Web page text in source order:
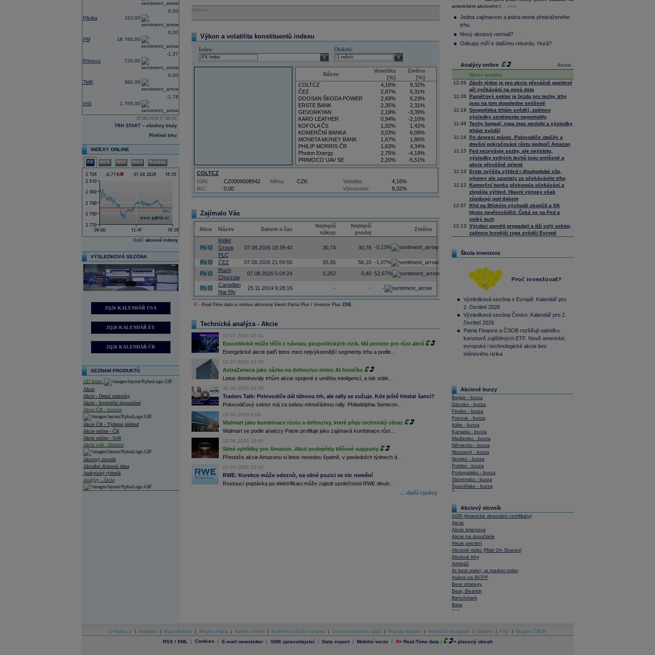
Pilulka 110,00
0,00
PM 18 760,00
0,00
Primoco 720,00
-1,37
TMR 360,00
0,00
VIG 1 765,00
-1,78
07.08.2026 17:00:02
TRH START – všechny tituly
Přehled trhu
INDEXY ONLINE
PX BUX WIG DAX Nasdaq
Další akciové indexy
VÝSLEDKOVÁ SEZÓNA
2Q26 KALENDÁŘ USA
2Q26 KALENDÁŘ EU
2Q26 KALENDÁŘ ČR
SEZNAM PRODUKTŮ
AD Index
Akcie
Akcie - Denní statistiky
Akcie - Investiční doporučení
Akcie ČR - historie
Akcie ČR - Týdenní přehled
Akcie online - ČR
Akcie online - Svět
Akcie svět - Historie
Akciový slovník
Aktuální diskusní téma
Analytický týdeník
Analýzy - Akcie
Archiv - Měsíční makroekonomické přehledy
Reklama
Výkon a volatilita konstituentů indexu
Index:
select
Období:
select
Název
Volatilita
[%]
Změna
[%]
COLTCZ
4,16%
9,32%
ČEZ
2,87%
5,31%
DOOSAN ŠKODA POWER
2,69%
6,23%
ERSTE BANK
2,35%
2,31%
GEVORKYAN
2,19%
-3,39%
KARO LEATHER
0,94%
-2,10%
KOFOLA ČS
1,02%
1,42%
KOMERČNÍ BANKA
3,03%
6,09%
MONETA MONEY BANK
1,67%
1,86%
PHILIP MORRIS ČR
1,63%
4,34%
Photon Energy
2,75%
-4,19%
PRIMOCO UAV SE
2,20%
-5,51%
VIG
4,34%
9,22%
COLTCZ
RIC: 0,00
ISIN: CZ0009008942 Měna: CZK Volatilita:
4,16%
Výkonnost:
9,32%
Zajímalo Vás
Akce Název Datum a čas
Nejlepší
nákup
Nejlepší
prodej
Změna
Po O
Keller
Group
PLC
07.08.2026 18:39:40 30,74 30,78 -0,13%
Po O ČEZ 07.08.2026 21:59:55 55,65 56,10 -1,07%
Po O
Ruch
Chorzow
07.08.2026 5:04:24 0,262 0,40 52,67%
Po O
Canadian
Nat Rly
25.11.2014 9:28:16 - - -
R - Real-Time data si mohou aktivovat klienti Patria Plus / Investor Plus ZDE.
Technická analýza - Akcie
10.07.2026 10:41
ExxonMobil může těžit z návratu geopolitických rizik. Má prostor pro růst akcií
Energetické akcie patří letos mezi nejvýkonnější segmenty trhu a podle...
02.07.2026 10:55
AstraZeneca jako sázka na defenzivu mimo AI horečku
Letos dominovaly trhům akcie spojené s umělou inteligencí, a tak stále...
30.06.2026 16:39
Traders Talk: Polovodiče dál táhnou trh, ale rally se zužuje. Kde ještě hledat šanci?
Polovodičový sektor má za sebou mimořádnou rally. Philadelphia Semicon...
26.06.2026 6:06
Walmart jako kombinace růstu a defenzivy, které přeje technický obraz
Walmart se podle analýzy Patrie profiluje jako zajímavá kombinace růst...
18.06.2026 10:00
Silné vyhlídky pro Amazon. Akcii podepřely klíčové supporty
Přestože akcie Amazonu si letos nevedou špatně, v posledních týdnech d...
04.06.2026 13:06
RWE: Korekce může odeznít, na silné pozici se nic nemění
Rostoucí poptávka po elektrifikaci může zajistit společnosti RWE dlouh...
… další zprávy
Composite
36 376,54 0,66
Tecdax
Performance
index
4 068,78
americkém akciovém t
...více
Jedna zajímavost a jedna teorie předraženého
trhu
Nový akciový normál?
Odkupy míří k dalšímu rekordu. Hurá?
Archiv
Analýzy online
Název analýzy
12:26
Závěr týdne je pro akcie převážně pozitivní
při vyčkávání na nová data
11:26
Paměťový sektor je brzda pro techy, trhy
jsou na tom dopoledne smíšeně
11:19
Geopolitika trhům svědčí, zatímco
výsledky sentimentu nepomohly
11:46
Techy fungují, ropa moc nezlobí a výsledky
trhům svědčí
11:24
Po depresi mánie. Polovodiče otočily a
dnešní pokračování růstu podpoří Amazon
11:15
Fed nezvyšuje sazby, ale nejistotu,
výsledky velkých techů jsou smíšené a
akcie převážně zelené
11:13
Erste zvýšila výhled i dlouhodobé cíle,
výnosy ale zaostaly za očekáváním trhu
11:12
Komerční banka překonala očekávání a
zlepšila výhled. Hlavní výnosy však
zůstávají pod tlakem
12:37
Klid na Blízkém východě skončil a SK
Hynix nepřesvědčil. Čeká se na Fed a
velký tech
12:13
Výrobci pamětí propadají a tíží celý sektor,
zatímco levnější ropa svědčí Evropě
Škola investora
Výsledková sezóna v Evropě: Kalendář pro
2. čtvrtletí 2026
Výsledková sezóna Česko: Kalendář pro 2.
čtvrtletí 2026
Patria Finance a ČSOB rozšiřují nabídku
korunově zajištěných ETF. Nově americké,
evropské i technologické akcie bez
měnového rizika
Akciové burzy
Belgie - burza
Dánsko - burza
Finsko - burza
Francie - burza
Itálie - burza
Kanada - burza
Maďarsko - burza
Německo - burza
Nizozemí - burza
Norsko - burza
Polsko - burza
Portugalsko - burza
Slovensko - burza
Španělsko - burza
Švýcarsko - burza
Akciový slovník
ADR (Americké depozitní certifikáty)
Akcie
Akcie kmenová
Akcie na doručitele
Akcie prioritní
Akciové riziko (Risk On Shares)
Akciové trhy
Arbitráž
At best order; at market order
Aukce na BCPP
Bear strategy
Bear, Bearish
Benchmark
Beta
BIC
Bonita
Book To Bill Ratio
Book Value
O Patria.cz Reklama Mapa Stránek Skupina Patria Kariéra v Patrii Podmínky užívání stránek Ochrana osobních údajů Pravidla diskuse Investiční disclaimer Náměty FAQ Skupina ČSOB
RSS / XML | Cookies | E-mail newsletter | SMS zpravodajství | Data export | Mobilní verze | R= Real-Time data | = placený obsah